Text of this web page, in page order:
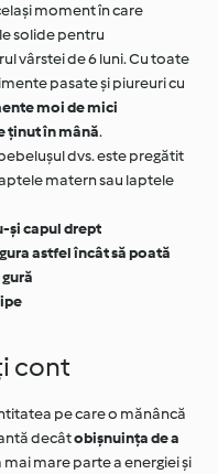
moment în care
solide pentru
vârstei de 6 luni. Cu toate
pasate și piureuri cu
moi de mici
ținut în mână.
dvs. este pregătit
matern sau laptele
și capul drept
astfel încât să poată
cont
pe care o mănâncă
decâtobișnuința de a
mare parte a energiei și